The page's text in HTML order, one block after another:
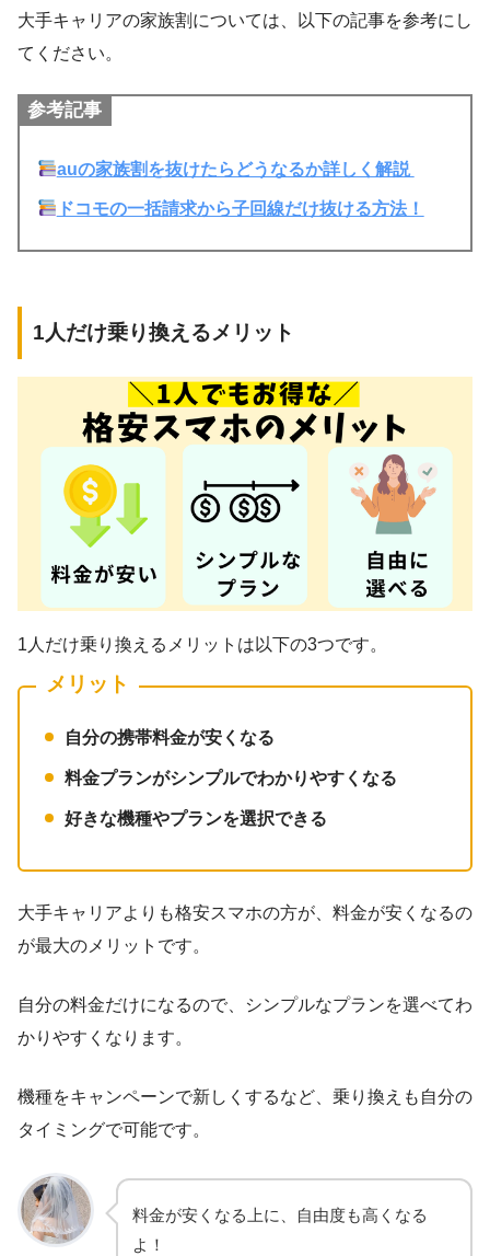
大手キャリアの家族割については、以下の記事を参考にし
てください。
参考記事
auの家族割を抜けたらどうなるか詳しく解説
ドコモの一括請求から子回線だけ抜ける方法！
1人だけ乗り換えるメリット
1人だけ乗り換えるメリットは以下の3つです。
メリット
自分の携帯料金が安くなる
料金プランがシンプルでわかりやすくなる
好きな機種やプランを選択できる
大手キャリアよりも格安スマホの方が、料金が安くなるの
が最大のメリットです。
自分の料金だけになるので、シンプルなプランを選べてわ
かりやすくなります。
機種をキャンペーンで新しくするなど、乗り換えも自分の
タイミングで可能です。
料金が安くなる上に、自由度も高くなる
よ！